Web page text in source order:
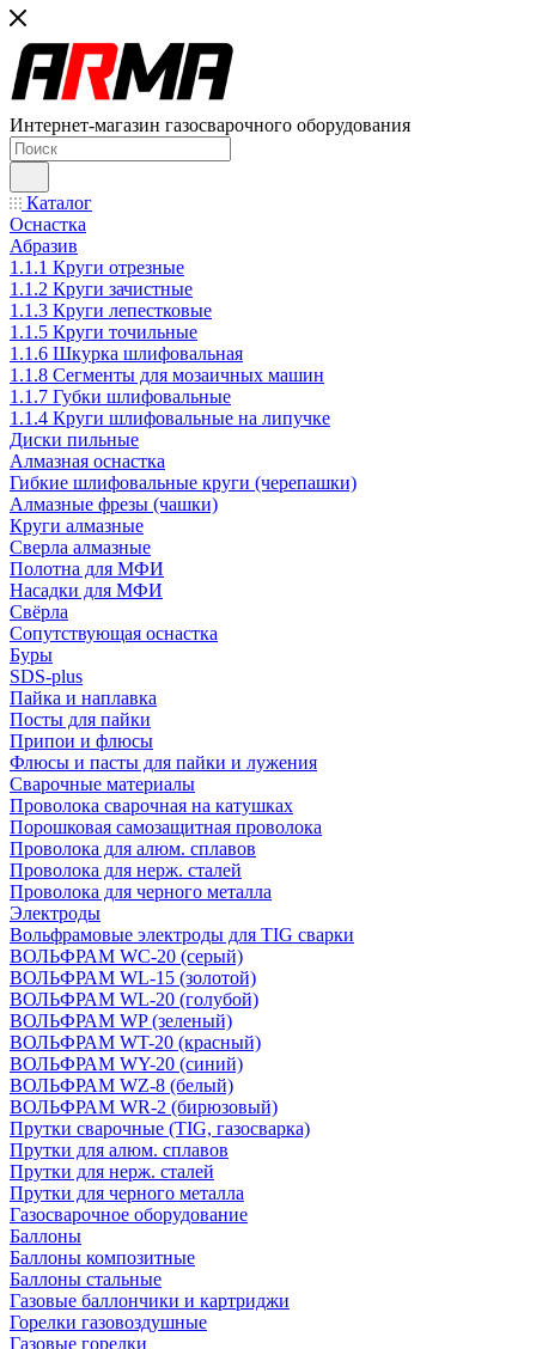
Интернет-магазин газосварочного оборудования
Каталог
Оснастка
Абразив
1.1.1 Круги отрезные
1.1.2 Круги зачистные
1.1.3 Круги лепестковые
1.1.5 Круги точильные
1.1.6 Шкурка шлифовальная
1.1.8 Сегменты для мозаичных машин
1.1.7 Губки шлифовальные
1.1.4 Круги шлифовальные на липучке
Диски пильные
Алмазная оснастка
Гибкие шлифовальные круги (черепашки)
Алмазные фрезы (чашки)
Круги алмазные
Сверла алмазные
Полотна для МФИ
Насадки для МФИ
Свёрла
Сопутствующая оснастка
Буры
SDS-plus
Пайка и наплавка
Посты для пайки
Припои и флюсы
Флюсы и пасты для пайки и лужения
Сварочные материалы
Проволока сварочная на катушках
Порошковая самозащитная проволока
Проволока для алюм. сплавов
Проволока для нерж. сталей
Проволока для черного металла
Электроды
Вольфрамовые электроды для TIG сварки
ВОЛЬФРАМ WC-20 (серый)
ВОЛЬФРАМ WL-15 (золотой)
ВОЛЬФРАМ WL-20 (голубой)
ВОЛЬФРАМ WP (зеленый)
ВОЛЬФРАМ WT-20 (красный)
ВОЛЬФРАМ WY-20 (синий)
ВОЛЬФРАМ WZ-8 (белый)
ВОЛЬФРАМ WR-2 (бирюзовый)
Прутки сварочные (TIG, газосварка)
Прутки для алюм. сплавов
Прутки для нерж. сталей
Прутки для черного металла
Газосварочное оборудование
Баллоны
Баллоны композитные
Баллоны стальные
Газовые баллончики и картриджи
Горелки газовоздушные
Газовые горелки